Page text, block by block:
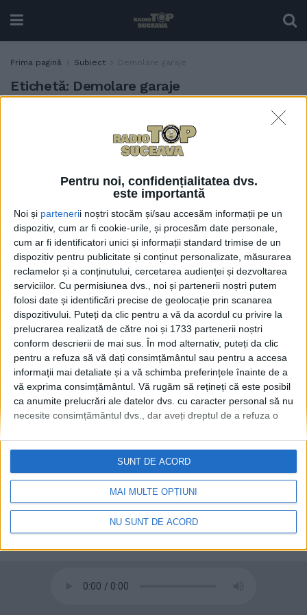
Pentru noi, confidențialitatea dvs.
este importantă
Noi și partenerii noștri stocăm și/sau accesăm informații pe un
dispozitiv, cum ar fi cookie-urile, și procesăm date personale,
cum ar fi identificatori unici și informații standard trimise de un
dispozitiv pentru publicitate și conținut personalizate, măsurarea
reclamelor și a conținutului, cercetarea audienței și dezvoltarea
serviciilor. Cu permisiunea dvs., noi și partenerii noștri putem
folosi date și identificări precise de geolocație prin scanarea
dispozitivului. Puteți da clic pentru a vă da acordul cu privire la
prelucrarea realizată de către noi și 1733 partenerii noștri
conform descrierii de mai sus. În mod alternativ, puteți da clic
pentru a refuza să vă dați consimțământul sau pentru a accesa
informații mai detaliate și a vă schimba preferințele înainte de a
vă exprima consimțământul. Vă rugăm să rețineți că este posibil
ca anumite prelucrări ale datelor dvs. cu caracter personal să nu
necesite consimțământul dvs., dar aveți dreptul de a refuza o
acestui site web. Puteți să vă schimbați preferințele sau să vă
retrageți consimțământul în orice moment, revenind la acest site
și făcând clic pe butonul "Confidențialitate" din partea de jos a
MAI MULTE OPȚIUNI
NU SUNT DE ACORD
SUNT DE ACORD
Prima pagină Subiect Demolare garaje
Etichetă: Demolare garaje
garajele trebuie demolate.
Dar, de unde aroganța și
proprietarii acestora?
31 IULIE, 2026
ADMINISTRAȚIE
Au început demolările
garajelor de pe strada
Nicolae Titulescu din
Suceava. Primăria
pregătește un nou drum de
legătură între Cartierul
Europa și strada Alexandru
cel Bun
12 MAI, 2026
ADMINISTRAȚIE
Peste 250 de garaje din
zona Cartodrom vor fi
demolate. Vor fi amenajate
locuri de parcare, spații
11 MARTIE, 2026